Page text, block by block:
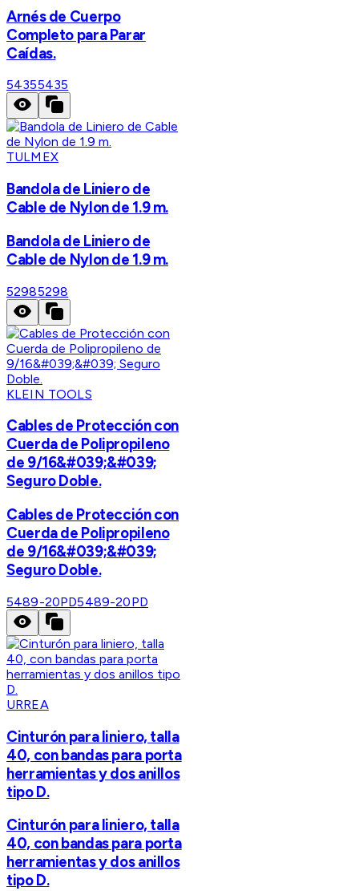
Arnés de Cuerpo
Completo para Parar
Caídas.
54355435
TULMEX
Bandola de Liniero de
Cable de Nylon de 1.9 m.
Bandola de Liniero de
Cable de Nylon de 1.9 m.
52985298
KLEIN TOOLS
Cables de Protección con
Cuerda de Polipropileno
de 9/16&#039;&#039;
Seguro Doble.
Cables de Protección con
Cuerda de Polipropileno
de 9/16&#039;&#039;
Seguro Doble.
5489-20PD5489-20PD
URREA
Cinturón para liniero, talla
40, con bandas para porta
herramientas y dos anillos
tipo D.
Cinturón para liniero, talla
40, con bandas para porta
herramientas y dos anillos
tipo D.